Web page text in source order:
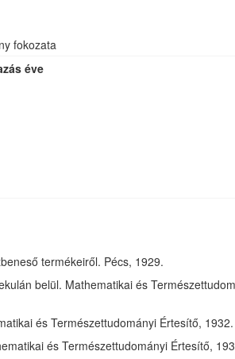
fokozata
éve
termékeiről. Pécs, 1929.
belül. Mathematikai és
és Természettudományi Értesítő,
és Természettudományi Értesítő,